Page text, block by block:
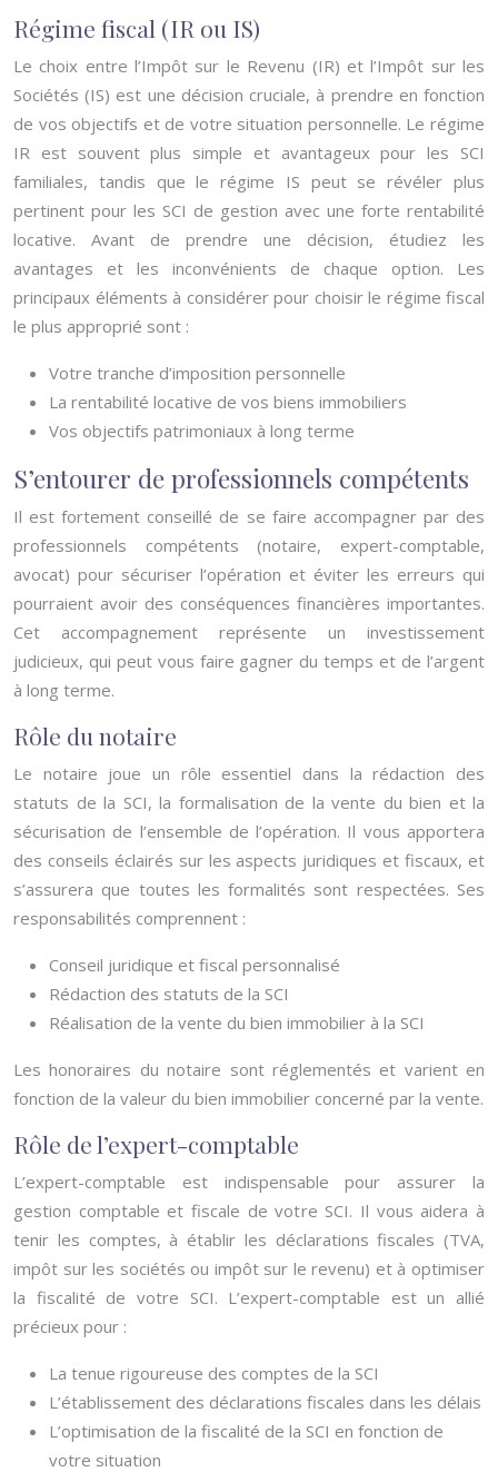
Régime fiscal (IR ou IS)
Le choix entre l’Impôt sur le Revenu (IR) et l’Impôt sur les
Sociétés (IS) est une décision cruciale, à prendre en fonction
de vos objectifs et de votre situation personnelle. Le régime
IR est souvent plus simple et avantageux pour les SCI
familiales, tandis que le régime IS peut se révéler plus
pertinent pour les SCI de gestion avec une forte rentabilité
locative. Avant de prendre une décision, étudiez les
avantages et les inconvénients de chaque option. Les
principaux éléments à considérer pour choisir le régime fiscal
le plus approprié sont :
Votre tranche d’imposition personnelle
La rentabilité locative de vos biens immobiliers
Vos objectifs patrimoniaux à long terme
S’entourer de professionnels compétents
Il est fortement conseillé de se faire accompagner par des
professionnels compétents (notaire, expert-comptable,
avocat) pour sécuriser l’opération et éviter les erreurs qui
pourraient avoir des conséquences financières importantes.
Cet accompagnement représente un investissement
judicieux, qui peut vous faire gagner du temps et de l’argent
à long terme.
Rôle du notaire
Le notaire joue un rôle essentiel dans la rédaction des
statuts de la SCI, la formalisation de la vente du bien et la
sécurisation de l’ensemble de l’opération. Il vous apportera
des conseils éclairés sur les aspects juridiques et fiscaux, et
s’assurera que toutes les formalités sont respectées. Ses
responsabilités comprennent :
Conseil juridique et fiscal personnalisé
Rédaction des statuts de la SCI
Réalisation de la vente du bien immobilier à la SCI
Les honoraires du notaire sont réglementés et varient en
fonction de la valeur du bien immobilier concerné par la vente.
Rôle de l’expert-comptable
L’expert-comptable est indispensable pour assurer la
gestion comptable et fiscale de votre SCI. Il vous aidera à
tenir les comptes, à établir les déclarations fiscales (TVA,
impôt sur les sociétés ou impôt sur le revenu) et à optimiser
la fiscalité de votre SCI. L’expert-comptable est un allié
précieux pour :
La tenue rigoureuse des comptes de la SCI
L’établissement des déclarations fiscales dans les délais
L’optimisation de la fiscalité de la SCI en fonction de
votre situation